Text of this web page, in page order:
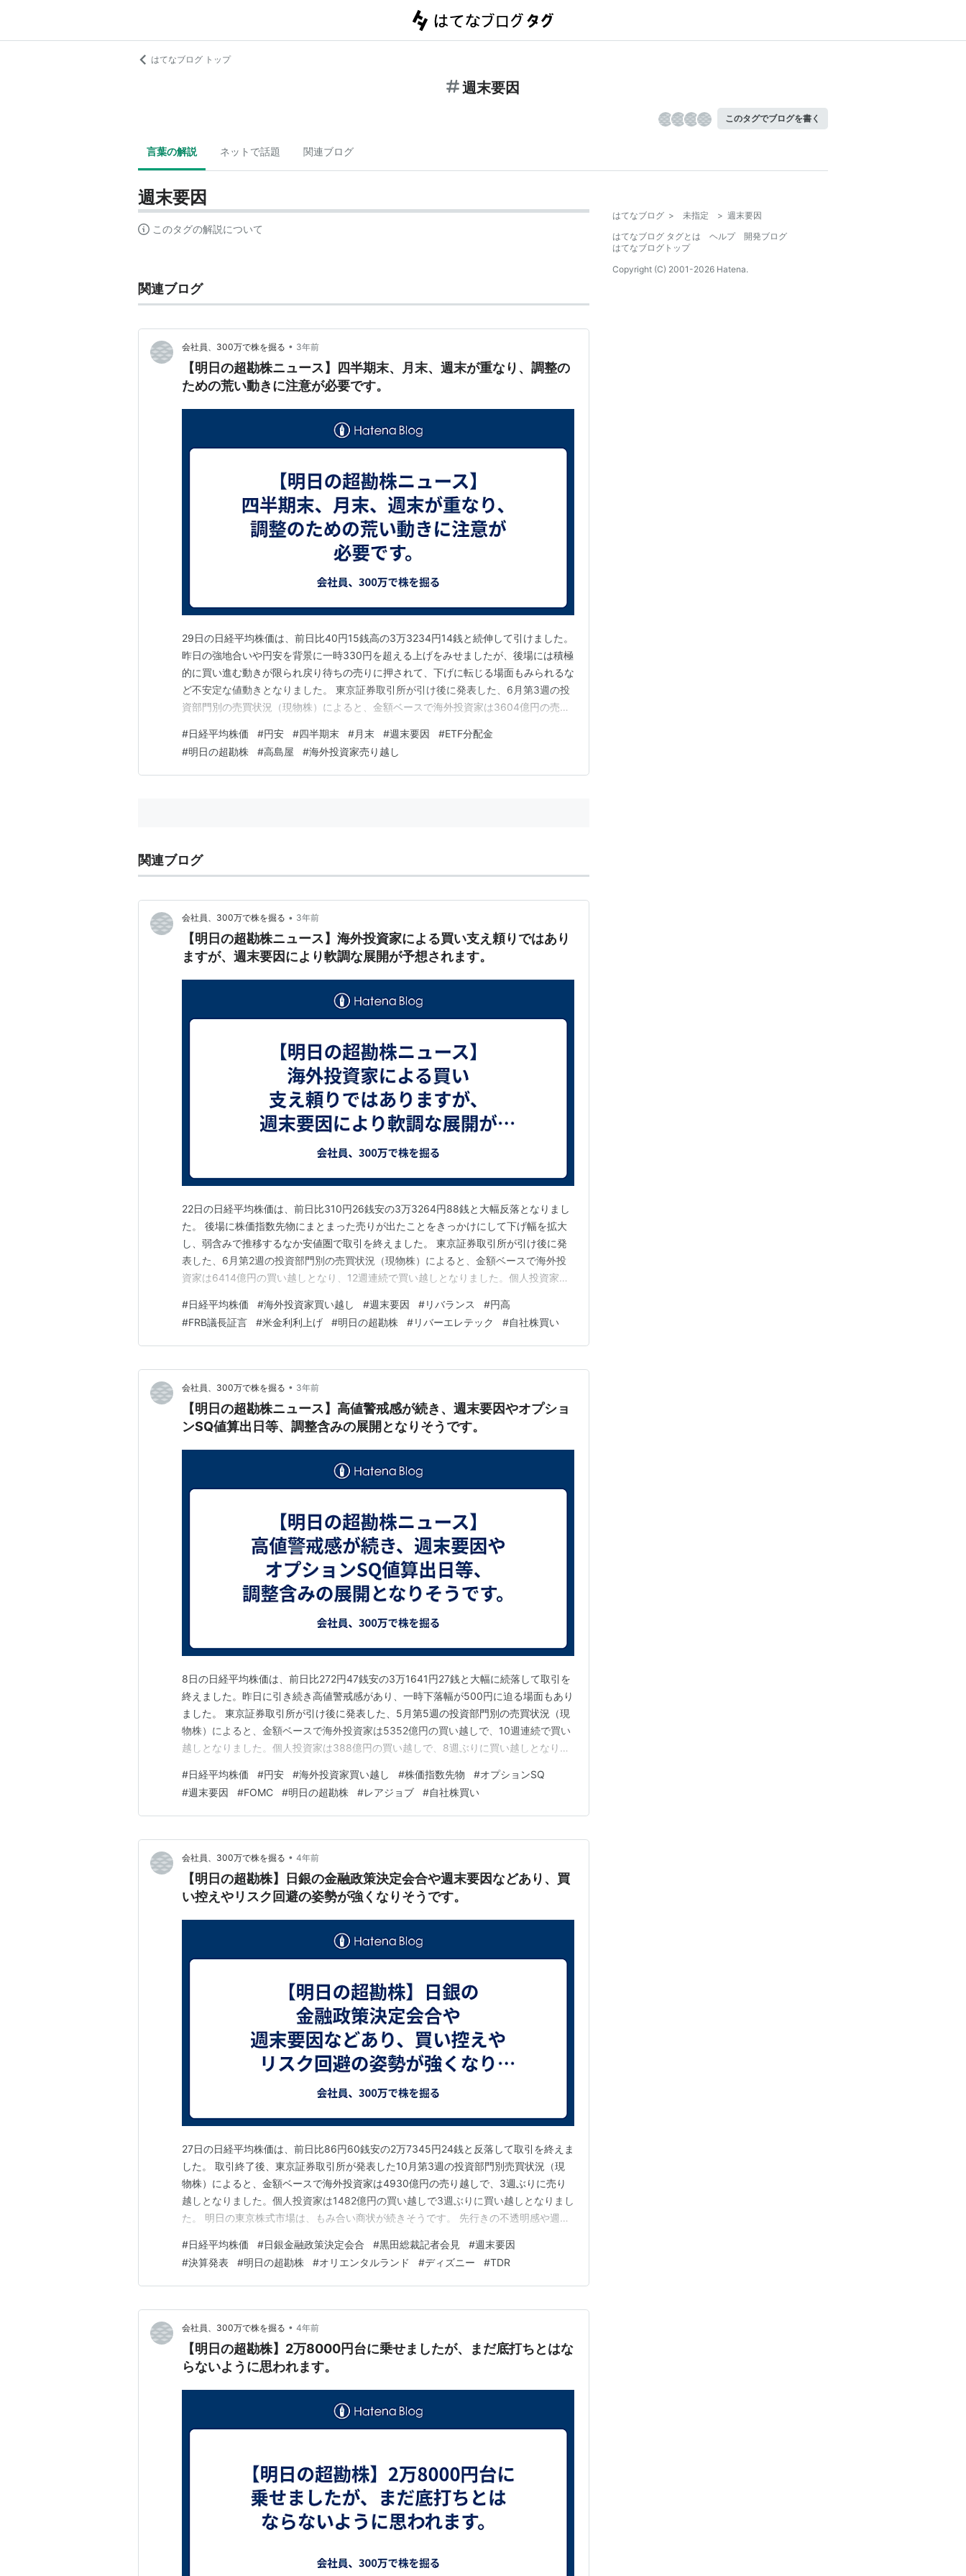
はてなブログ トップ
週末要因
このタグでブログを書く
言葉の解説 ネットで話題 関連ブログ
週末要因
このタグの解説について
関連ブログ
会社員、300万で株を掘る • 3年前
【明日の超勘株ニュース】四半期末、月末、週末が重なり、調整の
ための荒い動きに注意が必要です。
29日の日経平均株価は、前日比40円15銭高の3万3234円14銭と続伸して引けました。
昨日の強地合いや円安を背景に一時330円を超える上げをみせましたが、後場には積極
的に買い進む動きが限られ戻り待ちの売りに押されて、下げに転じる場面もみられるな
ど不安定な値動きとなりました。 東京証券取引所が引け後に発表した、6月第3週の投
資部門別の売買状況（現物株）によると、金額ベースで海外投資家は3604億円の売り
週ぶりに買い越しとなりました。 明日の東京株式市場は、軟調な展開が予想されま
す。 四半期末、月末、週末が重なる…
#日経平均株価 #円安 #四半期末 #月末 #週末要因 #ETF分配金
#明日の超勘株 #高島屋 #海外投資家売り越し
関連ブログ
会社員、300万で株を掘る • 3年前
【明日の超勘株ニュース】海外投資家による買い支え頼りではあり
ますが、週末要因により軟調な展開が予想されます。
22日の日経平均株価は、前日比310円26銭安の3万3264円88銭と大幅反落となりまし
た。 後場に株価指数先物にまとまった売りが出たことをきっかけにして下げ幅を拡大
し、弱含みで推移するなか安値圏で取引を終えました。 東京証券取引所が引け後に発
表した、6月第2週の投資部門別の売買状況（現物株）によると、金額ベースで海外投
資家は6414億円の買い越しとなり、12週連続で買い越しとなりました。個人投資家は
は、軟調な展開が予想されます。 日経平均株価は、海外投資家による買いを支えに上
昇相場を展開していますが、手がかり材料…
#日経平均株価 #海外投資家買い越し #週末要因 #リバランス #円高
#FRB議長証言 #米金利利上げ #明日の超勘株 #リバーエレテック #自社株買い
会社員、300万で株を掘る • 3年前
【明日の超勘株ニュース】高値警戒感が続き、週末要因やオプショ
ンSQ値算出日等、調整含みの展開となりそうです。
8日の日経平均株価は、前日比272円47銭安の3万1641円27銭と大幅に続落して取引を
終えました。昨日に引き続き高値警戒感があり、一時下落幅が500円に迫る場面もあり
ました。 東京証券取引所が引け後に発表した、5月第5週の投資部門別の売買状況（現
物株）によると、金額ベースで海外投資家は5352億円の買い越しで、10週連続で買い
越しとなりました。個人投資家は388億円の買い越しで、8週ぶりに買い越しとなりま
日、8日と大幅安となりましたが、連騰していたことに対する警戒感や、週末要因か
ら、手控えムードが広がることが想定さ…
#日経平均株価 #円安 #海外投資家買い越し #株価指数先物 #オプションSQ
#週末要因 #FOMC #明日の超勘株 #レアジョブ #自社株買い
会社員、300万で株を掘る • 4年前
【明日の超勘株】日銀の金融政策決定会合や週末要因などあり、買
い控えやリスク回避の姿勢が強くなりそうです。
27日の日経平均株価は、前日比86円60銭安の2万7345円24銭と反落して取引を終えま
した。 取引終了後、東京証券取引所が発表した10月第3週の投資部門別売買状況（現
物株）によると、金額ベースで海外投資家は4930億円の売り越しで、3週ぶりに売り
越しとなりました。個人投資家は1482億円の買い越しで3週ぶりに買い越しとなりまし
た。 明日の東京株式市場は、もみ合い商状が続きそうです。 先行きの不透明感や週末
会合の結果発表や、その後の黒田総裁の記者会見も控えていることから、手控えムード
となりそうです。堅調とみられていた…
#日経平均株価 #日銀金融政策決定会合 #黒田総裁記者会見 #週末要因
#決算発表 #明日の超勘株 #オリエンタルランド #ディズニー #TDR
会社員、300万で株を掘る • 4年前
【明日の超勘株】2万8000円台に乗せましたが、まだ底打ちとはな
らないように思われます。
はてなブログ > 未指定 > 週末要因
はてなブログ タグとは
ヘルプ
開発ブログ
はてなブログトップ
Copyright (C) 2001-2026 Hatena.